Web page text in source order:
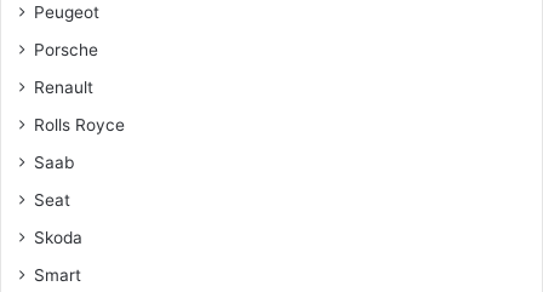
Peugeot
Porsche
Renault
Rolls Royce
Saab
Seat
Skoda
Smart